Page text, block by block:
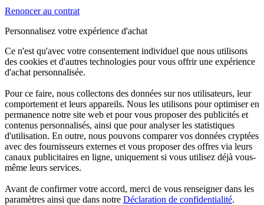
Renoncer au contrat
Personnalisez votre expérience d'achat
Ce n'est qu'avec votre consentement individuel que nous utilisons
des cookies et d'autres technologies pour vous offrir une expérience
d'achat personnalisée.
Pour ce faire, nous collectons des données sur nos utilisateurs, leur
comportement et leurs appareils. Nous les utilisons pour optimiser en
permanence notre site web et pour vous proposer des publicités et
contenus personnalisés, ainsi que pour analyser les statistiques
d'utilisation. En outre, nous pouvons comparer vos données cryptées
avec des fournisseurs externes et vous proposer des offres via leurs
canaux publicitaires en ligne, uniquement si vous utilisez déjà vous-
même leurs services.
Avant de confirmer votre accord, merci de vous renseigner dans les
paramètres ainsi que dans notre Déclaration de confidentialité.